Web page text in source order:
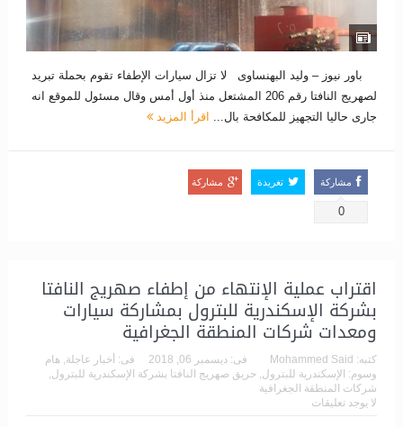
باور نيوز – وليد البهنساوى لا تزال سيارات الإطفاء تقوم بحملة تبريد
لصهريج النافتا رقم 206 المشتعل منذ أول أمس وقال مسئول للموقع انه
جارى حاليا التجهيز للمكافحة بال...
اقرأ المزيد
مشاركة
0
تغريدة مشاركة
اقتراب عملية الإنتهاء من إطفاء صهريج النافتا
بشركة الإسكندرية للبترول بمشاركة سيارات
ومعدات شركات المنطقة الجغرافية
كتبه: Mohammed Said فى: ديسمبر 06, 2018 فى: أخبار عاجلة, هام
وسوم: الإسكندرية للبترول, حريق صهريج النافتا بشركة الإسكندرية للبترول,
شركات المنطقة الجغرافية
لا يوجد تعليقات